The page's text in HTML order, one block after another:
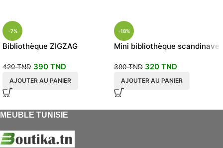
-7%
Bibliothèque ZIGZAG
420TND 390 TND
AJOUTER AU PANIER
-18%
Mini bibliothèque scandinave
390TND 320 TND
AJOUTER AU PANIER
MEUBLE TUNISIE